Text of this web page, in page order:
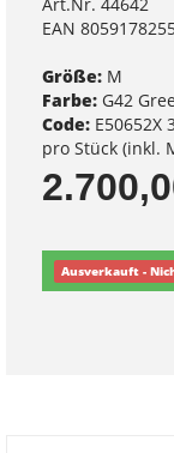
EAN
Größe: M
Farbe: G42
Code: E50652X
pro Stück (inkl.
Ausverkauft -